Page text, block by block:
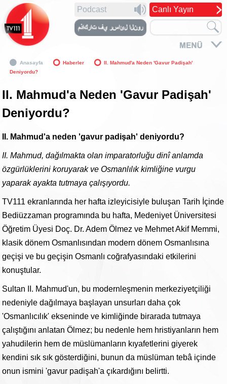
Canlı Yayın
Podcast
Anasayfa Haberler
II. Mahmud'a Neden 'Gavur Padişah'
Deniyordu?
II. Mahmud'a Neden 'Gavur Padişah'
Deniyordu?
II. Mahmud'a neden 'gavur padişah' deniyordu?
II. Mahmud, dağılmakta olan imparatorluğu dinî anlamda
özgürlüklerini koruyarak ve Osmanlılık kimliğine vurgu
yaparak ayakta tutmaya çalışıyordu.
TV111 ekranlarında her hafta izleyicisiyle buluşan Tarih İçinde
Bediüzzaman programında bu hafta, Medeniyet Üniversitesi
Öğretim Üyesi Doç. Dr. Adem Ölmez ve Mehmet Akif Memmi,
klasik dönem Osmanlısından modern dönem Osmanlısına
geçişi ve bu geçişin Osmanlı coğrafyasındaki etkilerini
konuştular.
Sultan II. Mahmud'un, bu modernleşmenin merkeziyetçiliği
nedeniyle dağılmaya başlayan unsurları daha çok
'Osmanlıcılık' ekseninde ve kimliğinde birarada tutmaya
çalıştığını anlatan Ölmez; bu nedenle hem hristiyanların hem
yahudilerin hem de müslümanların kıyafetlerini giyerek
kendini sık sık gösterdiğini, bunun da müslüman tebâ içinde
onun ismini 'gavur padişah'a çıkardığını belirtti.